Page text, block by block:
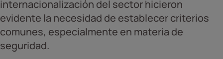
internacionalización del sector hicieron
evidente la necesidad de establecer criterios
comunes, especialmente en materia de
seguridad.